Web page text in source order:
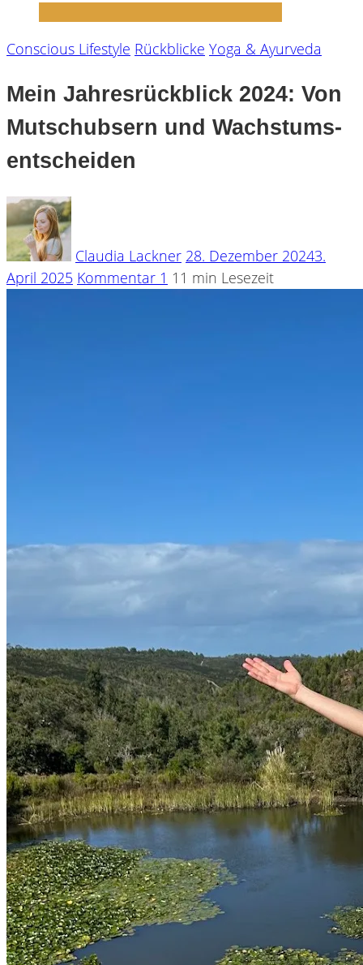
Conscious Lifestyle Rückblicke Yoga & Ayurveda
Mein Jahresrückblick 2024: Von
Mutschubsern und Wachstums-
entscheiden
Claudia Lackner 28. Dezember 20243.
April 2025 Kommentar 1 11 min Lesezeit